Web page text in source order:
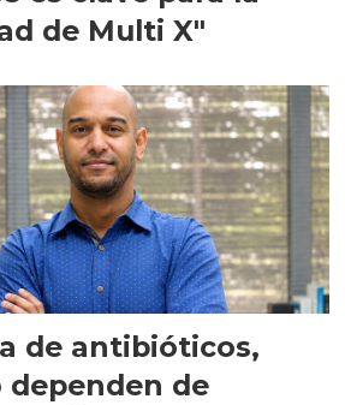
de Multi X"
de antibióticos,
de